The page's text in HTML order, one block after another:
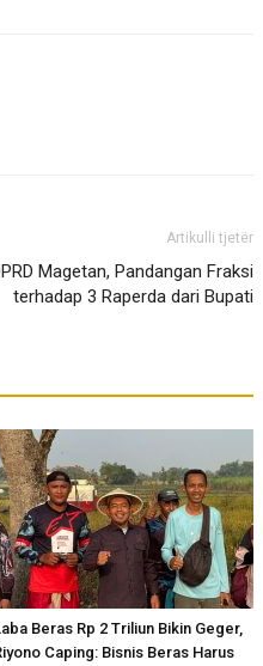
Artikulli tjetër
Magetan, Pandangan Fraksi
terhadap 3 Raperda dari Bupati
Beras Rp 2 Triliun Bikin Geger,
Caping: Bisnis Beras Harus